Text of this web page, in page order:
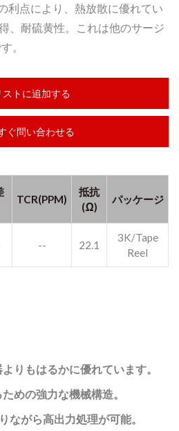
利点により、熱放散に優れてい
、耐硫黄性。これは他のサージ
。
ストに追加する
ぐ問い合わせる
TCR(PPM)
抵抗
(Ω)
パッケージ
-- 22.1
3K/Tape
Reel
りもはるかに優れています。
めの強力な機械構造。
ながら高出力処理が可能。